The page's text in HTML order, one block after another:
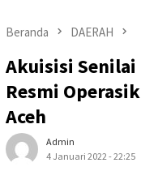
Beranda DAERAH
Akuisisi
Resmi
Aceh
Admin
4 Januari 2022 - 22:25